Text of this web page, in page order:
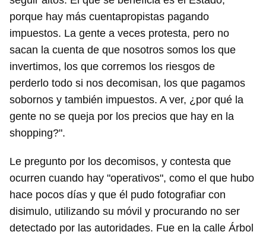
Para poder guardar como favorito, primero has de
iniciar sesión con tu cuenta de 14ymedio.
INICIAR SESIÓN CANCELAR
porque hay más cuentapropistas pagando
impuestos. La gente a veces protesta, pero no
sacan la cuenta de que nosotros somos los que
invertimos, los que corremos los riesgos de
perderlo todo si nos decomisan, los que pagamos
sobornos y también impuestos. A ver, ¿por qué la
gente no se queja por los precios que hay en la
shopping?".
Le pregunto por los decomisos, y contesta que
ocurren cuando hay "operativos", como el que hubo
hace pocos días y que él pudo fotografiar con
disimulo, utilizando su móvil y procurando no ser
detectado por las autoridades. Fue en la calle Árbol